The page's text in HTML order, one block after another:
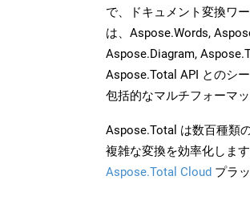
で、ドキュメント変換ワ
は、Aspose.Words,
Aspose.Diagram,
Aspose.Total API とのシ
包括的なマルチフォーマ
Aspose.Total は数百種類
複雑な変換を効率化しま
Aspose.Total Cloud プラ